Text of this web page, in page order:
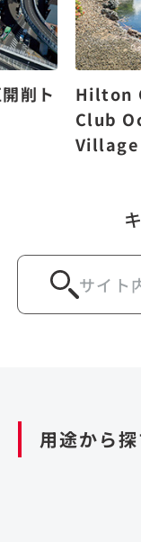
削ト
Hilton
Club
Village
用途から探